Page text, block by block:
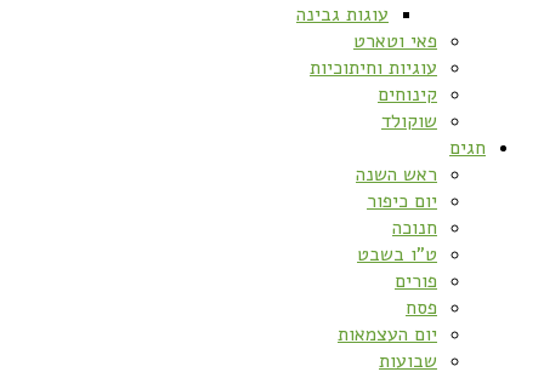
עוגות גבינה
פאי וטארט
עוגיות וחיתוכיות
קינוחים
שוקולד
חגים
ראש השנה
יום כיפור
חנוכה
ט”ו בשבט
פורים
פסח
יום העצמאות
שבועות